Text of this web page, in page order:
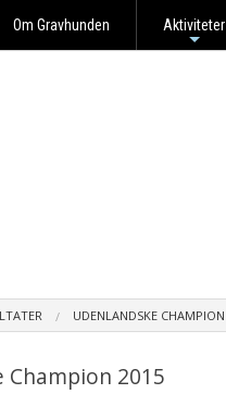
Om Gravhunden Aktiviteter
UDENLANDSKE CHAMPION
Champion 2015